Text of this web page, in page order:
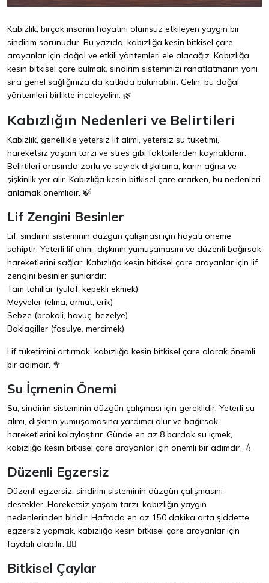
Kabızlık, birçok insanın hayatını olumsuz etkileyen yaygın bir
sindirim sorunudur. Bu yazıda, kabızlığa kesin bitkisel çare
arayanlar için doğal ve etkili yöntemleri ele alacağız. Kabızlığa
kesin bitkisel çare bulmak, sindirim sisteminizi rahatlatmanın yanı
sıra genel sağlığınıza da katkıda bulunabilir. Gelin, bu doğal
yöntemleri birlikte inceleyelim. 🌿
Kabızlığın Nedenleri ve Belirtileri
Kabızlık, genellikle yetersiz lif alımı, yetersiz su tüketimi,
hareketsiz yaşam tarzı ve stres gibi faktörlerden kaynaklanır.
Belirtileri arasında zorlu ve seyrek dışkılama, karın ağrısı ve
şişkinlik yer alır. Kabızlığa kesin bitkisel çare ararken, bu nedenleri
anlamak önemlidir. 🍃
Lif Zengini Besinler
Lif, sindirim sisteminin düzgün çalışması için hayati öneme
sahiptir. Yeterli lif alımı, dışkının yumuşamasını ve düzenli bağırsak
hareketlerini sağlar. Kabızlığa kesin bitkisel çare arayanlar için lif
zengini besinler şunlardır:
Tam tahıllar (yulaf, kepekli ekmek)
Meyveler (elma, armut, erik)
Sebze (brokoli, havuç, bezelye)
Baklagiller (fasulye, mercimek)
Lif tüketimini artırmak, kabızlığa kesin bitkisel çare olarak önemli
bir adımdır. 🥦
Su İçmenin Önemi
Su, sindirim sisteminin düzgün çalışması için gereklidir. Yeterli su
alımı, dışkının yumuşamasına yardımcı olur ve bağırsak
hareketlerini kolaylaştırır. Günde en az 8 bardak su içmek,
kabızlığa kesin bitkisel çare arayanlar için önemli bir adımdır. 💧
Düzenli Egzersiz
Düzenli egzersiz, sindirim sisteminin düzgün çalışmasını
destekler. Hareketsiz yaşam tarzı, kabızlığın yaygın
nedenlerinden biridir. Haftada en az 150 dakika orta şiddette
egzersiz yapmak, kabızlığa kesin bitkisel çare arayanlar için
faydalı olabilir. 🏃‍♂️
Bitkisel Çaylar